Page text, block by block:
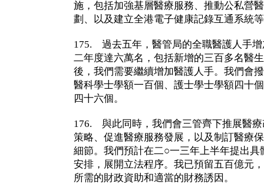
施，包括加強基層醫療服務、推動公私營
劃、以及建立全港電子健康記錄互通系統
175. 過去五年，醫管局的全職醫護人手
二年度達六萬名，包括新增的三百多名醫
後，我們需要繼續增加醫護人手。我們會
醫科學士學額一百個、護士學士學額四十
四十六個。
176. 與此同時，我們會三管齊下推展醫
策略、促進醫療服務發展，以及制訂醫療
細節。我們預計在二○一三年上半年提出
安排，展開立法程序。我已預留五百億元
所需的財政資助和適當的財務誘因。